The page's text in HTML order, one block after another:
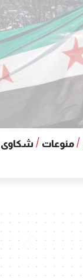
منوعات شكاوى